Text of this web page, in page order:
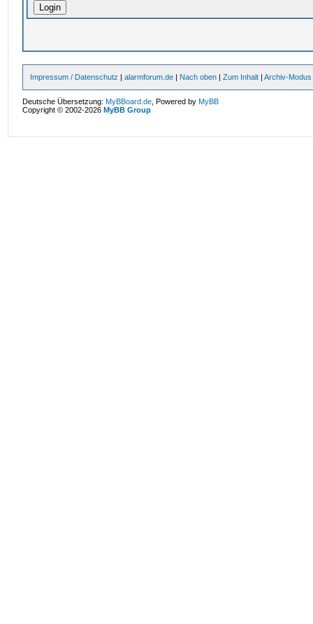
Impressum / Datenschutz |alarmforum.de | Nach oben |Zum Inhalt |Archiv-Modus
Deutsche Übersetzung:MyBBoard.de , Powered byMyBB
Copyright © 2002-2026MyBB Group